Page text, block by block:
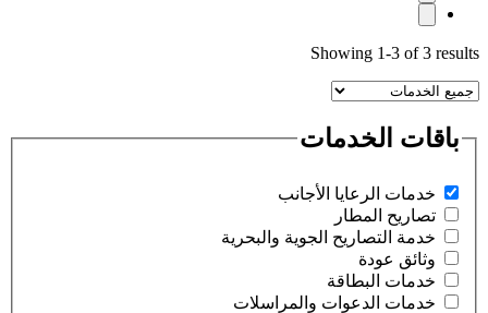
Showing 1-3 of 3 results
باقات الخدمات
خدمات الرعايا الأجانب
تصاريح المطار
خدمة التصاريح الجوية والبحرية
وثائق عودة
خدمات البطاقة
خدمات الدعوات والمراسلات